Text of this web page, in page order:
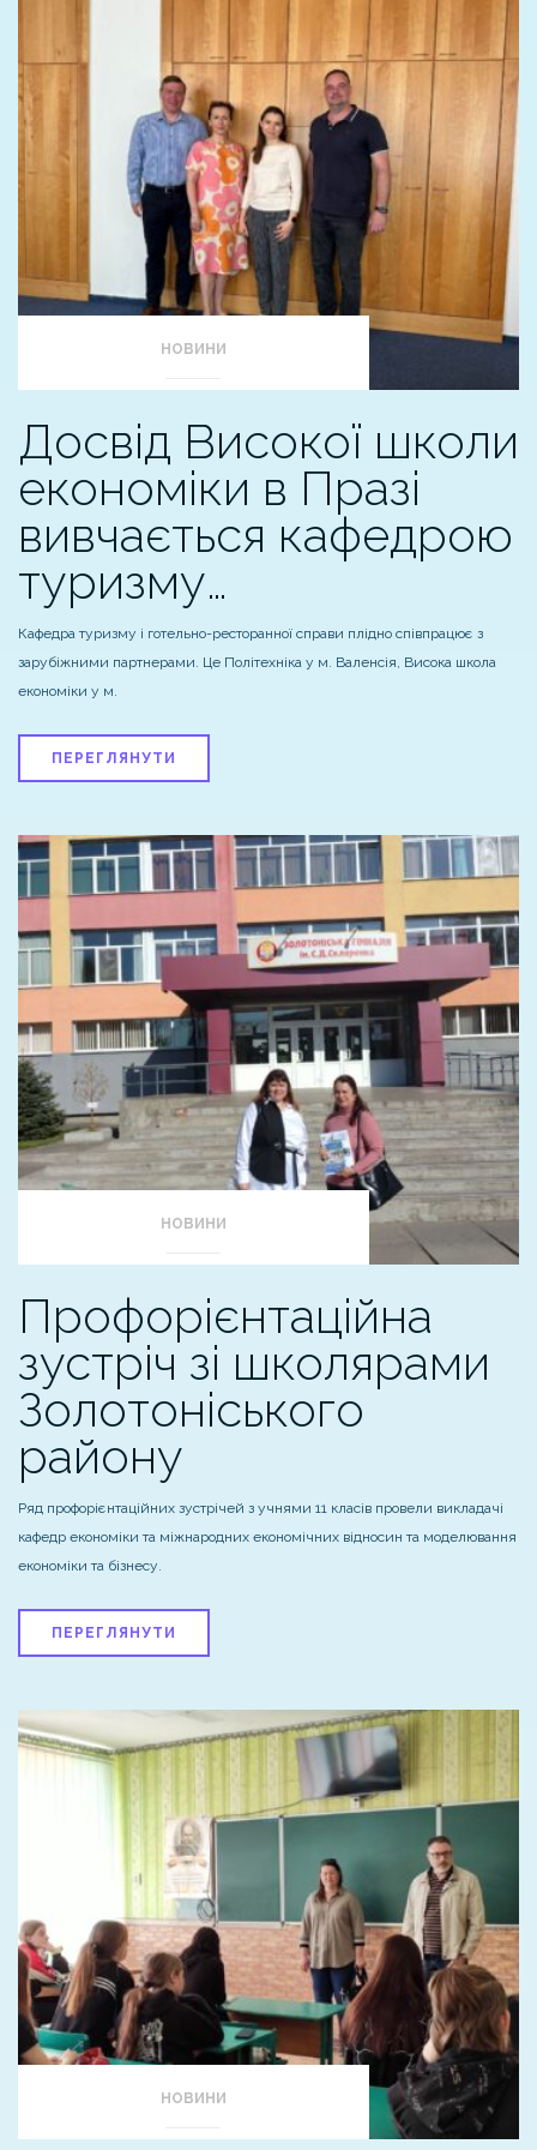
НОВИНИ
Досвід Високої школи
економіки в Празі
вивчається кафедрою
туризму…
Кафедра туризму і готельно-ресторанної справи плідно співпрацює з
зарубіжними партнерами. Це Політехніка у м. Валенсія, Висока школа
економіки у м.
ПЕРЕГЛЯНУТИ
НОВИНИ
Профорієнтаційна
зустріч зі школярами
Золотоніського
району
Ряд профорієнтаційних зустрічей з учнями 11 класів провели викладачі
кафедр економіки та міжнародних економічних відносин та моделювання
економіки та бізнесу.
ПЕРЕГЛЯНУТИ
НОВИНИ